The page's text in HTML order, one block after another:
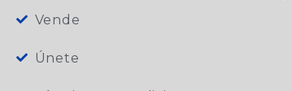
Vende
Únete